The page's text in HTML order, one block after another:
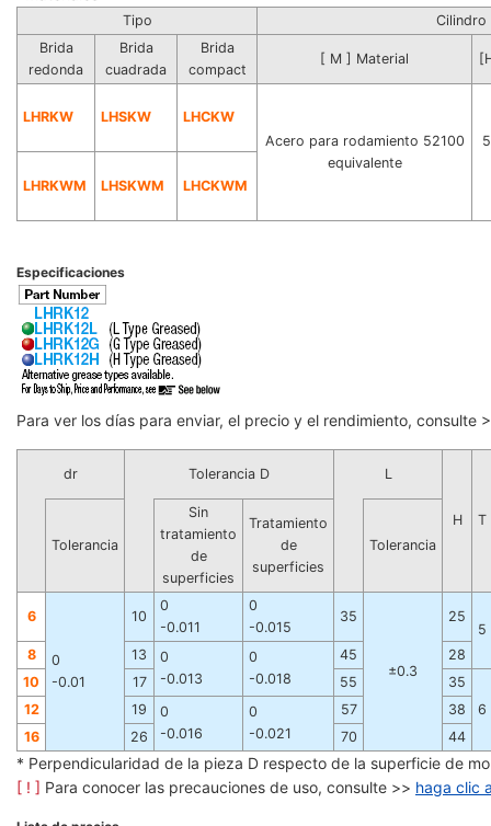
Tipo
Cilindro
Brida
redonda
Brida
cuadrada
Brida
compact
[ M ] Material
LHRKW LHSKW
LHCKW
Acero para rodamiento 52100
equivalente
LHRKWM LHSKWM LHCKWM
Especificaciones
Para ver los días para enviar, el precio y el rendimiento, consulte
dr Tolerancia D L
H
T
Tolerancia
Sin
tratamiento
de
superficies
Tratamiento
de
superficies
Tolerancia
6
0
-0.01
10
0
-0.011
0
-0.015
35
±0.3
25
5
8
13
0
-0.013
0
-0.018
45
28
10
17 55
35
6
12 19
0
-0.016
0
-0.021
57
38
16
26 70 44
* Perpendicularidad de la pieza D respecto de la superficie de
[ ! ] Para conocer las precauciones de uso, consulte >> haga clic